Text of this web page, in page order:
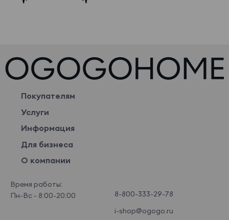
Покупателям
Услуги
Информация
Для бизнеса
О компании
Время работы:
Пн-Вс - 8:00-20:00
8-800-333-29-78
i-shop@ogogo.ru